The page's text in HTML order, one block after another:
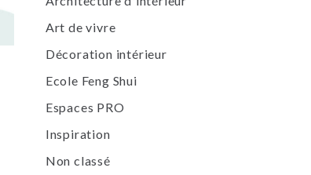
Art de vivre
Décoration intérieur
Ecole Feng Shui
Espaces PRO
Inspiration
Non classé